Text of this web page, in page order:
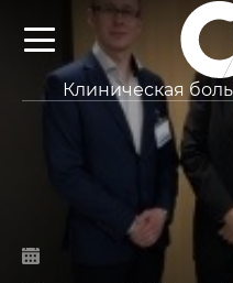
Клиническая